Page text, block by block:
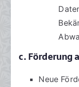
c. Förderung
Neue